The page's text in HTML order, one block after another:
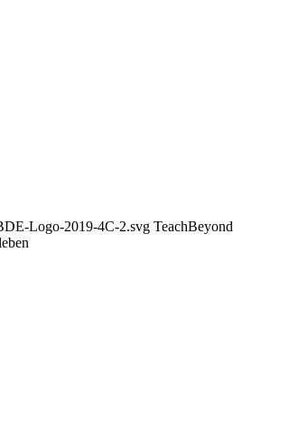
Logo-2019-4C-2.svg TeachBeyond